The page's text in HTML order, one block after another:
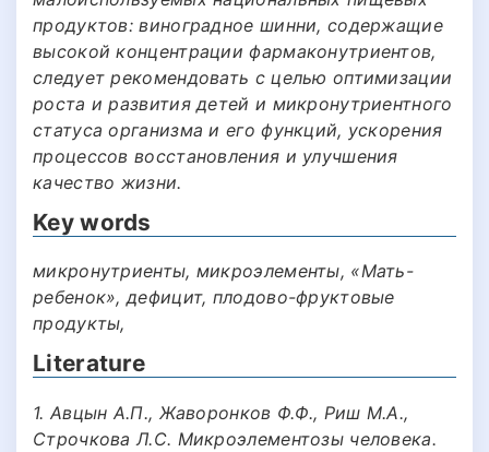
продуктов: виноградное шинни, содержащие
высокой концентрации фармаконутриентов,
следует рекомендовать с целью оптимизации
роста и развития детей и микронутриентного
статуса организма и его функций, ускорения
процессов восстановления и улучшения
качество жизни.
Key words
микронутриенты, микроэлементы, «Мать-
ребенок», дефицит, плодово-фруктовые
продукты,
Literature
1. Авцын А.П., Жаворонков Ф.Ф., Риш М.А.,
Строчкова Л.С. Микроэлементозы человека.